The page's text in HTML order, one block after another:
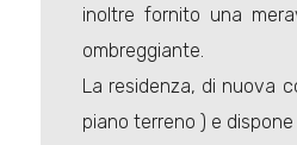
inoltre fornito una
ombreggiante.
La residenza, di nuova
piano terreno ) e